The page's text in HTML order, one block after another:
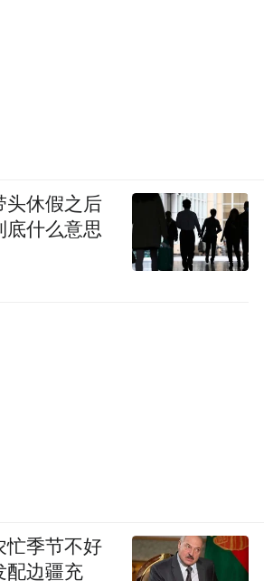
头休假之后
底什么意思
忙季节不好
配边疆充